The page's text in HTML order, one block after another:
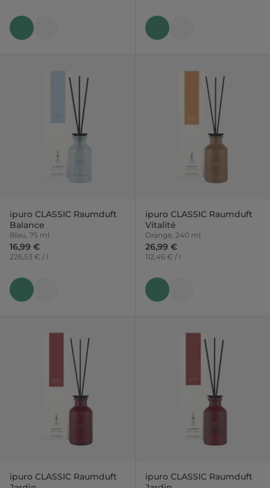
ipuro CLASSIC Raumduft
Balance
Blau, 75 ml
16,99 €
226,53 € / l
ipuro CLASSIC Raumduft
Vitalité
Orange, 240 ml
26,99 €
112,46 € / l
ipuro CLASSIC Raumduft
ipuro CLASSIC Raumduft